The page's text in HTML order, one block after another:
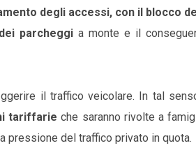
degli accessi, con il blocco
parcheggia monte e il
il traffico veicolare. In tal
tariffarieche saranno rivolte a
pressione del traffico privato in quota.